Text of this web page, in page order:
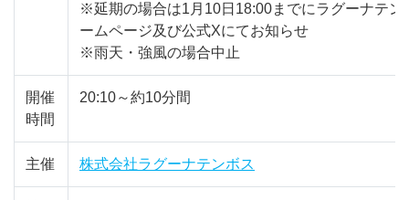
※延期の場合は1月10日18:00までにラグーナテン
ームページ及び公式Xにてお知らせ
※雨天・強風の場合中止
開催
時間
20:10～約10分間
主催 株式会社ラグーナテンボス